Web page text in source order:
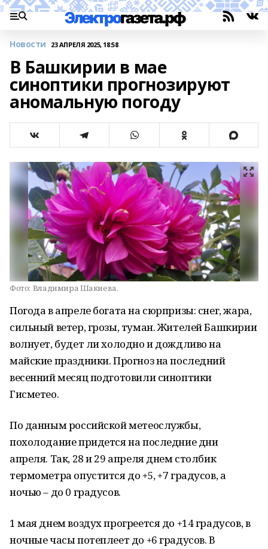
Новости 23 АПРЕЛЯ 2025, 18:58
В Башкирии в мае
синоптики прогнозируют
аномальную погоду
Фото: Владимира Шакиева.
Погода в апреле богата на сюрпризы: снег, жара,
сильный ветер, грозы, туман. Жителей Башкирии
волнует, будет ли холодно и дождливо на
майские праздники. Прогноз на последний
весенний месяц подготовили синоптики
Гисметео.
По данным российской метеослужбы,
похолодание придется на последние дни
апреля. Так, 28 и 29 апреля днем столбик
термометра опустится до +5, +7 градусов, а
ночью – до 0 градусов.
1 мая днем воздух прогреется до +14 градусов, в
ночные часы потеплеет до +6 градусов. В